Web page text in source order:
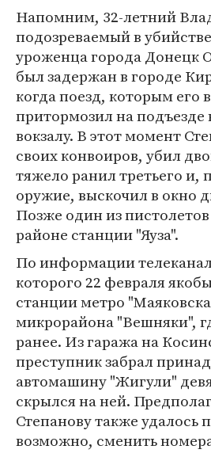
Напомним, 32-летний
подозреваемый в
уроженца города Донецк
был задержан в городе
когда поезд, которым его
притормозил на подъезде
вокзалу. В этот момент
своих конвоиров, убил
тяжело ранил третьего и,
оружие, выскочил в окно
Позже один из
районе станции "Яуза".
По информации
которого 22 февраля
станции метро
микрорайона "Вешняки",
ранее. Из гаража на
преступник забрал
автомашину "Жигули"
скрылся на ней.
Степанову также удалось
возможно, сменить